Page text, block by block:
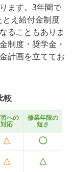
ます。3年間で
え給付金制度
ることもありま
制度・奨学金・
計画を立ててお
較
への
対応
修業年限の
短さ
△ ◯
△ △